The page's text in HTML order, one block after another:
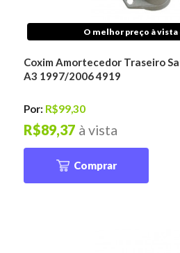
O melhor preço à
Coxim Amortecedor Traseiro
A3 1997/2006 4919
Por: R$99,30
à vista
R$89,37
Comprar